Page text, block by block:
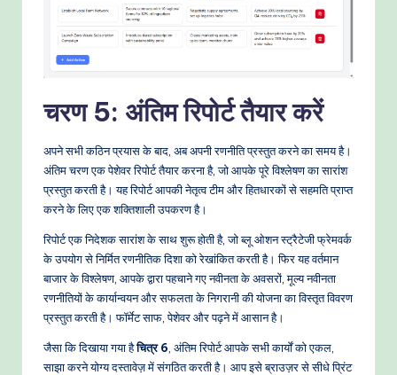
चरण 5: अंतिम रिपोर्ट तैयार करें
अपने सभी कठिन प्रयास के बाद, अब अपनी रणनीति प्रस्तुत करने का समय है।
अंतिम चरण एक पेशेवर रिपोर्ट तैयार करना है, जो आपके पूरे विश्लेषण का सारांश
प्रस्तुत करती है। यह रिपोर्ट आपकी नेतृत्व टीम और हितधारकों से सहमति प्राप्त
करने के लिए एक शक्तिशाली उपकरण है।
रिपोर्ट एक निदेशक सारांश के साथ शुरू होती है, जो ब्लू ओशन स्ट्रैटेजी फ्रेमवर्क
के उपयोग से निर्मित रणनीतिक दिशा को रेखांकित करती है। फिर यह वर्तमान
बाजार के विश्लेषण, आपके द्वारा पहचाने गए नवीनता के अवसरों, मूल्य नवीनता
रणनीतियों के कार्यान्वयन और सफलता के निगरानी की योजना का विस्तृत विवरण
प्रस्तुत करती है। फॉर्मेट साफ, पेशेवर और पढ़ने में आसान है।
जैसा कि दिखाया गया हैचित्र 6 , अंतिम रिपोर्ट आपके सभी कार्यों को एकल,
साझा करने योग्य दस्तावेज़ में संगठित करती है। आप इसे ब्राउज़र से सीधे प्रिंट